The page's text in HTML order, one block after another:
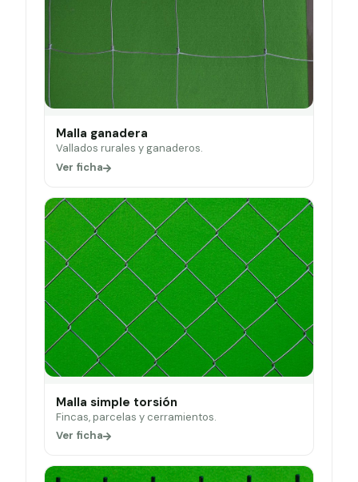
Malla ganadera
Vallados rurales y ganaderos.
Ver ficha
Malla simple torsión
Fincas, parcelas y cerramientos.
Ver ficha